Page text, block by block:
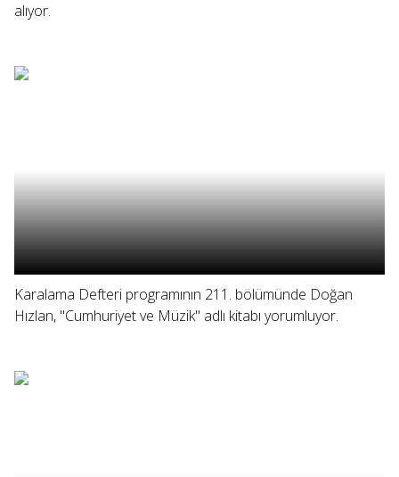
alıyor.
Karalama Defteri programının 211. bölümünde Doğan
Hızlan, "Cumhuriyet ve Müzik" adlı kitabı yorumluyor.